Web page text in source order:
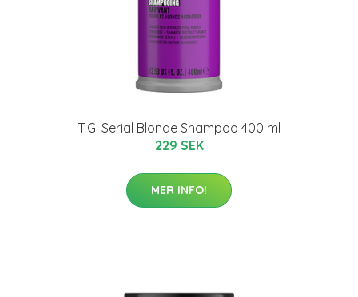
TIGI Serial Blonde Shampoo 400 ml
229 SEK
MER INFO!